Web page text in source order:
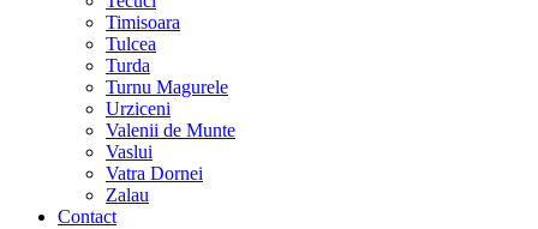
Timisoara
Tulcea
Turda
Turnu Magurele
Urziceni
Valenii de Munte
Vaslui
Vatra Dornei
Zalau
Contact